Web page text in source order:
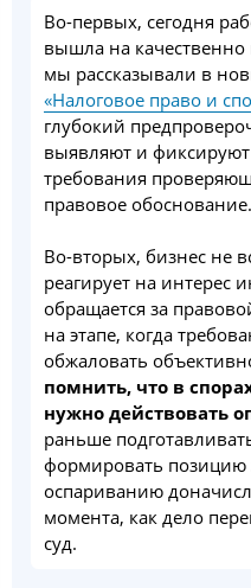
Во-первых, сегодня
вышла на
мы рассказывали в
«Налоговое право и
глубокий
выявляют и
требования
правовое обоснование.
Во-вторых, бизнес не
реагирует на интерес
обращается за
на этапе, когда
обжаловать
помнить, что в
нужно действовать
раньше
формировать позицию
оспариванию
момента, как дело
суд.